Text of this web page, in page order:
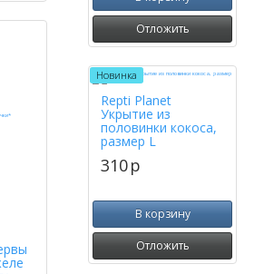
Отложить
Новинка
Repti Planet
Укрытие из
половинки кокоса,
размер L
310p
В корзину
Отложить